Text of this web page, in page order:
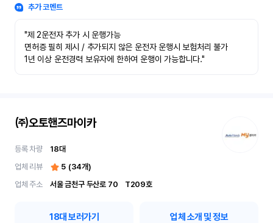
추가 코멘트
"제 2운전자 추가 시 운행가능
면허증 필히 제시 / 추가되지 않은 운전자 운행시 보험처리 불가
1년 이상 운전경력 보유자에 한하여 운행이 가능합니다."
㈜오토핸즈마이카
등록 차량 18대
업체 리뷰
5 (34개)
업체 주소
서울 금천구 두산로 70	 T209호
18대 보러가기 업체 소개 및 정보